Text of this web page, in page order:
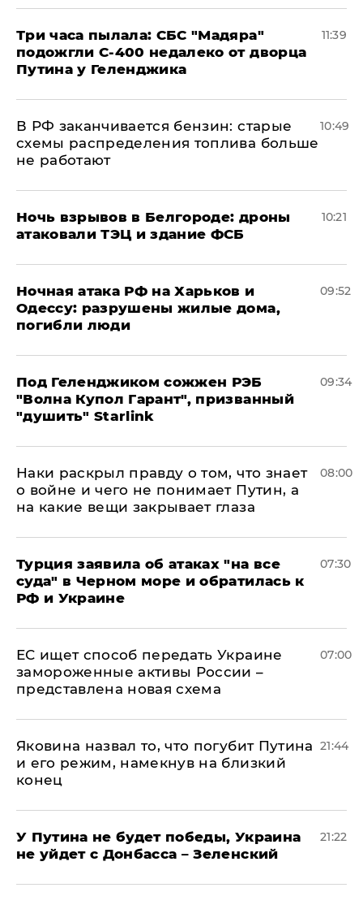
Три часа пылала: СБС "Мадяра"
подожгли С-400 недалеко от дворца
Путина у Геленджика
11:39
​В РФ заканчивается бензин: старые
схемы распределения топлива больше
не работают
10:49
​Ночь взрывов в Белгороде: дроны
атаковали ТЭЦ и здание ФСБ
10:21
​Ночная атака РФ на Харьков и
Одессу: разрушены жилые дома,
погибли люди
09:52
Под Геленджиком сожжен РЭБ
"Волна Купол Гарант", призванный
"душить" Starlink
09:34
Наки раскрыл правду о том, что знает
о войне и чего не понимает Путин, а
на какие вещи закрывает глаза
08:00
Турция заявила об атаках "на все
суда" в Черном море и обратилась к
РФ и Украине
07:30
ЕС ищет способ передать Украине
замороженные активы России –
представлена новая схема
07:00
Яковина назвал то, что погубит Путина
и его режим, намекнув на близкий
конец
21:44
У Путина не будет победы, Украина
не уйдет с Донбасса – Зеленский
21:22